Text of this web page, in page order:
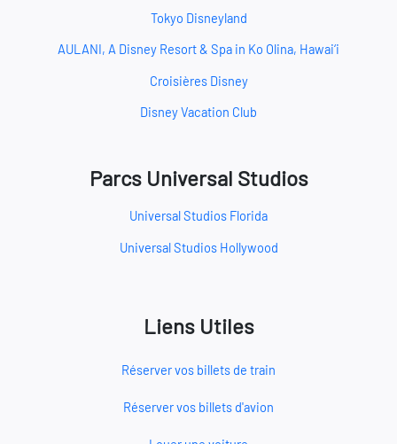
Tokyo Disneyland
AULANI, A Disney Resort & Spa in Ko Olina, Hawai‘i
Croisières Disney
Disney Vacation Club
Parcs Universal Studios
Universal Studios Florida
Universal Studios Hollywood
Liens Utiles
Réserver vos billets de train
Réserver vos billets d'avion